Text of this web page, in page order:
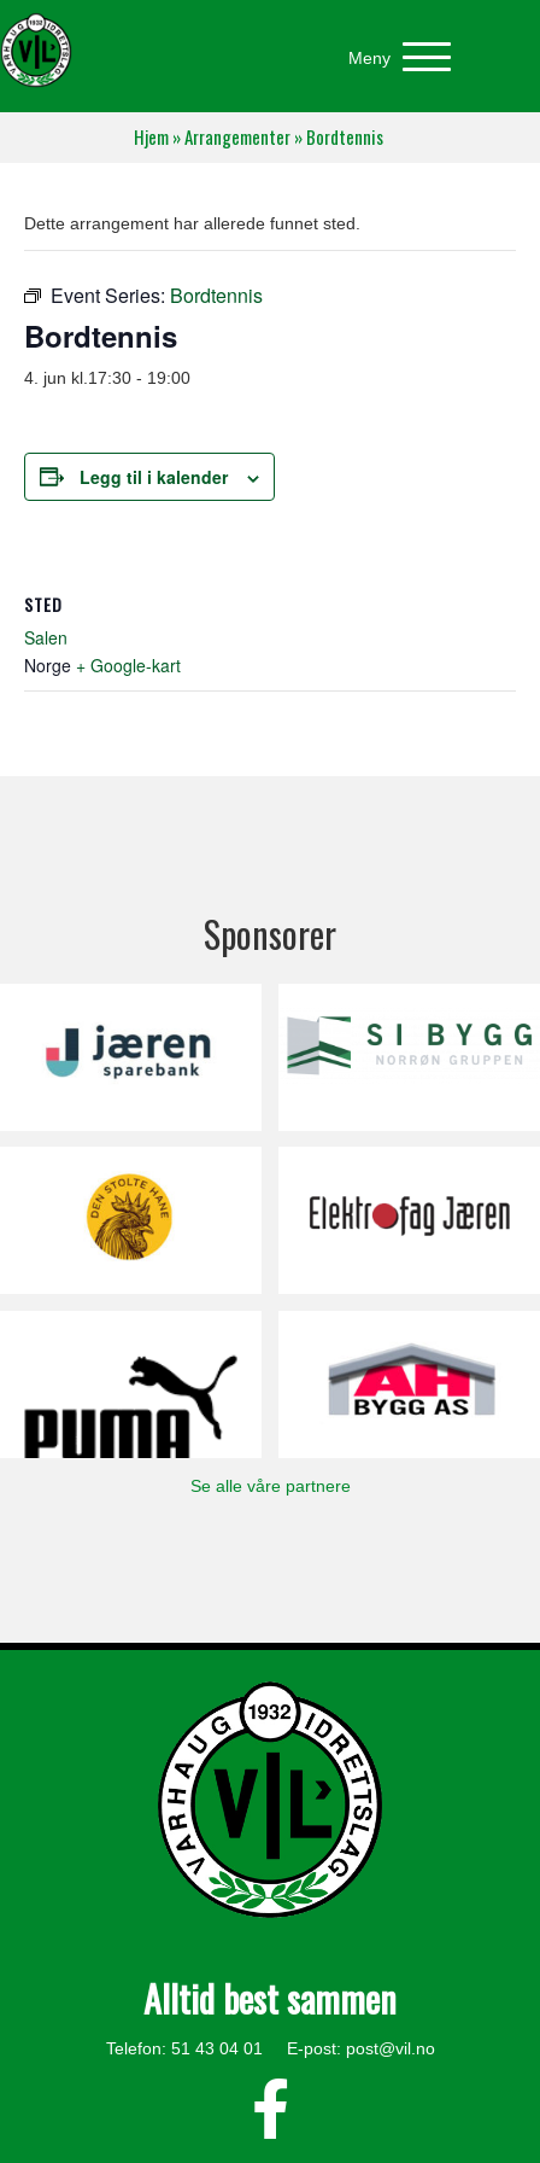
Meny
Hjem»Arrangementer»Bordtennis
Dette arrangement har allerede funnet sted.
Event Series: Bordtennis
Bordtennis
4. jun kl.17:30 - 19:00
Legg til i kalender
STED
Salen
Norge + Google-kart
Sponsorer
Se alle våre partnere
Alltid best sammen
Telefon: 51 43 04 01 E-post: post@vil.no